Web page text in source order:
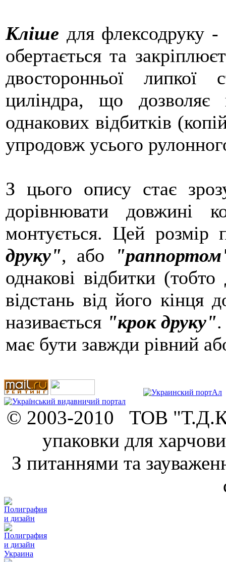
Кліше для флексодруку -
обертається та
двосторонньої липкої
циліндра, що дозволяє
однакових відбитків
упродовж усього
З цього опису стає
дорівнювати довжині
монтується. Цей розмір
друку", або
однакові відбитки
відстань від його кінця
називається "крок друку"
має бути завжди рівний
© 2003-2010 ТОВ
упаковки для
З питаннями та